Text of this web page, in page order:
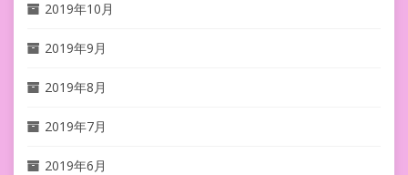
2019年10月
2019年9月
2019年8月
2019年7月
2019年6月